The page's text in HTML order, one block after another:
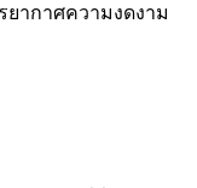
ากาศความงดงาม